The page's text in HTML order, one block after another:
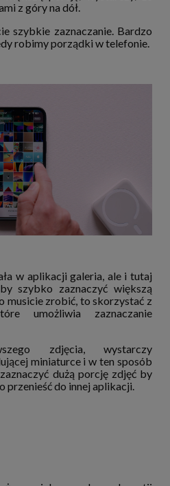
z góry na dół.
szybkie zaznaczanie. Bardzo
robimy porządki w telefonie.
w aplikacji galeria, ale i tutaj
szybko zaznaczyć większą
musicie zrobić, to skorzystać z
umożliwia zaznaczanie
zdjęcia, wystarczy
miniaturce i w ten sposób
dużą porcję zdjęć by
przenieść do innej aplikacji.